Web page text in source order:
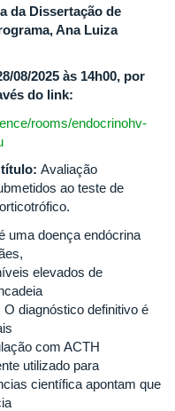
da Dissertação de
Ana Luiza
08/2025 às 14h00, por
do link:
rooms/endocrinohv-
Avaliação
ao teste de
uma doença endócrina
elevados de
diagnóstico definitivo é
com ACTH
utilizado para
científica apontam que